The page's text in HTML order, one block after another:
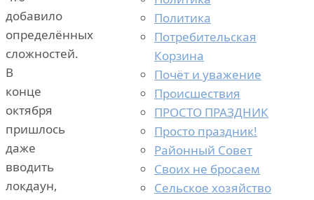
добавило
определённых
сложностей.
В
конце
октября
пришлось
даже
вводить
локдаун,
Политика
Потребительская
Корзина
Почёт и уважение
Происшествия
ПРОСТО ПРАЗДНИК
Просто праздник!
Районный Совет
Своих не бросаем
Сельское хозяйство